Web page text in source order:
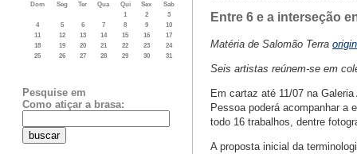
Dom Seg Ter Qua Qui Sex
Sab
1
2
3
4
5 6 7 8 9
10
11
12 13 14 15 16
17
18
19 20 21 22 23
24
25
26 27 28 29 30 31
Pesquise em
Como atiçar a brasa:
Entre 6 e a interseção
Matéria de Salomão Terra
Seis artistas reúnem-se em
Em cartaz até 11/07 na
Pessoa poderá acompanhar a
todo 16 trabalhos, dentre
A proposta inicial da